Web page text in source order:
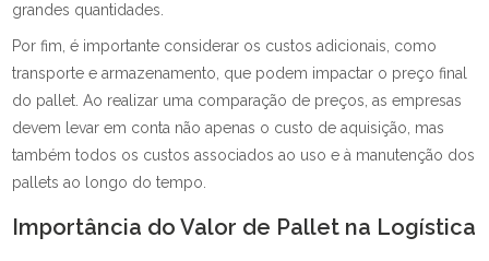
grandes quantidades.
Por fim, é importante considerar os custos adicionais, como
transporte e armazenamento, que podem impactar o preço final
do pallet. Ao realizar uma comparação de preços, as empresas
devem levar em conta não apenas o custo de aquisição, mas
também todos os custos associados ao uso e à manutenção dos
pallets ao longo do tempo.
Importância do Valor de Pallet na Logística